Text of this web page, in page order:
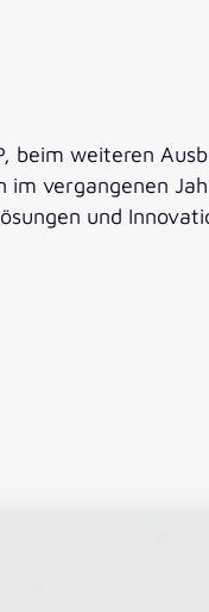
weiteren
im vergangenen
und